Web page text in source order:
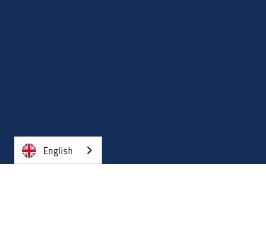
English